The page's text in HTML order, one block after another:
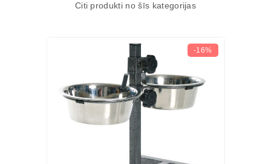
gardu un augstvērtīgu kārumu.
Citi produkti no šīs kategorijas
-16%